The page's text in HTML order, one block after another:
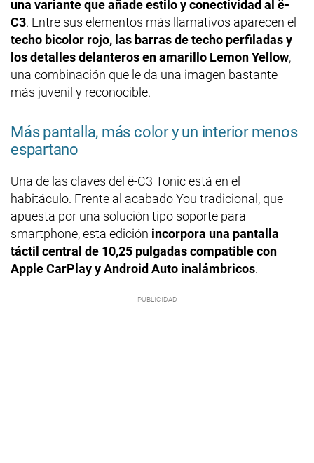
una variante que añade estilo y conectividad al ë-
C3. Entre sus elementos más llamativos aparecen el
techo bicolor rojo, las barras de techo perfiladas y
los detalles delanteros en amarillo Lemon Yellow,
una combinación que le da una imagen bastante
más juvenil y reconocible.
Más pantalla, más color y un interior menos
espartano
Una de las claves del ë-C3 Tonic está en el
habitáculo. Frente al acabado You tradicional, que
apuesta por una solución tipo soporte para
smartphone, esta edición incorpora una pantalla
táctil central de 10,25 pulgadas compatible con
Apple CarPlay y Android Auto inalámbricos.